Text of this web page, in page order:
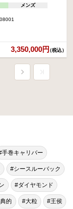
メンズ
3,350,000円（税込）
手巻キャリバー
#シースルーバック
#ダイヤモンド
的 #大粒 #王侯